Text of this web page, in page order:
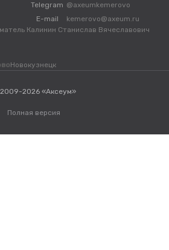
Telegram @axeumkemerovo
E-mail
kemerovo@axeum.ru
Калинин Станислав Вячеславович
Новокузнецк
2026 «Аксеум»
Полная версия